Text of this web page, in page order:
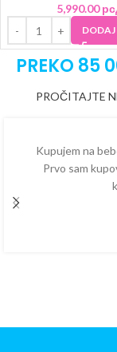
5,990.00
DODAJ
PREKO 85
PROČITAJTE
Kupujem na
Prvo sam